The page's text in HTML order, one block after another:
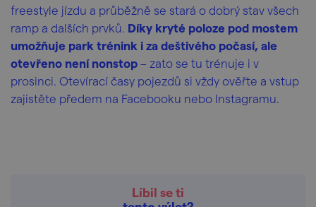
freestyle jízdu a průběžně se stará o dobrý stav všech
ramp a dalších prvků. Díky kryté poloze pod mostem
umožňuje park trénink i za deštivého počasí, ale
otevřeno není nonstop – zato se tu trénuje i v
prosinci. Otevírací časy pojezdů si vždy ověřte a vstup
zajistěte předem na Facebooku nebo Instagramu.
Líbil se ti